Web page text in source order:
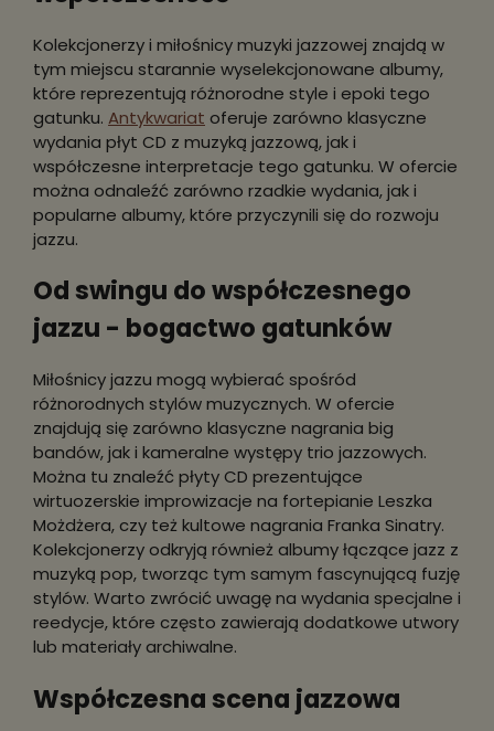
Kolekcjonerzy i miłośnicy muzyki jazzowej znajdą w
tym miejscu starannie wyselekcjonowane albumy,
które reprezentują różnorodne style i epoki tego
gatunku. Antykwariat oferuje zarówno klasyczne
wydania płyt CD z muzyką jazzową, jak i
współczesne interpretacje tego gatunku. W ofercie
można odnaleźć zarówno rzadkie wydania, jak i
popularne albumy, które przyczynili się do rozwoju
jazzu.
Od swingu do współczesnego
jazzu - bogactwo gatunków
Miłośnicy jazzu mogą wybierać spośród
różnorodnych stylów muzycznych. W ofercie
znajdują się zarówno klasyczne nagrania big
bandów, jak i kameralne występy trio jazzowych.
Można tu znaleźć płyty CD prezentujące
wirtuozerskie improwizacje na fortepianie Leszka
Możdżera, czy też kultowe nagrania Franka Sinatry.
Kolekcjonerzy odkryją również albumy łączące jazz z
muzyką pop, tworząc tym samym fascynującą fuzję
stylów. Warto zwrócić uwagę na wydania specjalne i
reedycje, które często zawierają dodatkowe utwory
lub materiały archiwalne.
Współczesna scena jazzowa